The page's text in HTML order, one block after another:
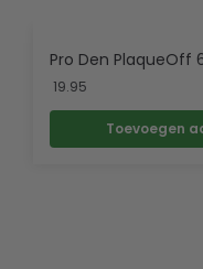
Pro Den PlaqueOff
19.95
Toevoegen